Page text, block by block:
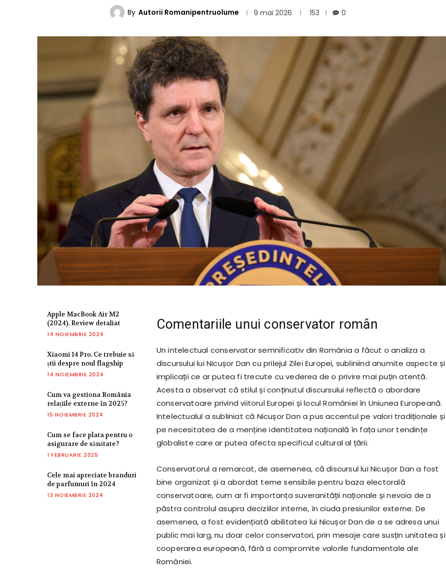
By Autorii Romanipentruolume 9 mai 2026 153 0
Apple MacBook Air M2
(2024). Review detaliat
14 NOIEMBRIE 2024
Xiaomi 14 Pro. Ce trebuie să
știi despre noul flagship
14 NOIEMBRIE 2024
Cum va gestiona România
relațiile externe în 2025?
15 NOIEMBRIE 2024
Cum se face plata pentru o
asigurare de sănătate?
1 FEBRUARIE 2025
Cele mai apreciate branduri
de parfumuri în 2024
13 NOIEMBRIE 2024
Comentariile unui conservator român
Un intelectual conservator semnificativ din România a făcut o analiza a
discursului lui Nicușor Dan cu prilejul Zilei Europei, subliniind anumite aspecte și
implicații ce ar putea fi trecute cu vederea de o privire mai puțin atentă.
Acesta a observat că stilul și conținutul discursului reflectă o abordare
conservatoare privind viitorul Europei și locul României în Uniunea Europeană.
Intelectualul a subliniat că Nicușor Dan a pus accentul pe valori tradiționale și
pe necesitatea de a menține identitatea națională în fața unor tendințe
globaliste care ar putea afecta specificul cultural al țării.
Conservatorul a remarcat, de asemenea, că discursul lui Nicușor Dan a fost
bine organizat și a abordat teme sensibile pentru baza electorală
conservatoare, cum ar fi importanța suveranității naționale și nevoia de a
păstra controlul asupra deciziilor interne, în ciuda presiunilor externe. De
asemenea, a fost evidențiată abilitatea lui Nicușor Dan de a se adresa unui
public mai larg, nu doar celor conservatori, prin mesaje care susțin unitatea și
cooperarea europeană, fără a compromite valorile fundamentale ale
României.